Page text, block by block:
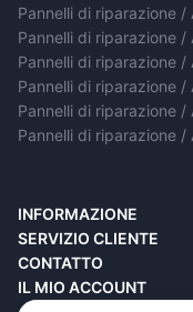
Pannelli di riparazione
Pannelli di riparazione /
Pannelli di riparazione /
Pannelli di riparazione /
Pannelli di riparazione /
Pannelli di riparazione /
INFORMAZIONE
Chi siamo
Informazioni sulla
Informativa sulla privacy
SERVIZIO CLIENTE
Contatto
Resi
CONTATTO
IL MIO ACCOUNT